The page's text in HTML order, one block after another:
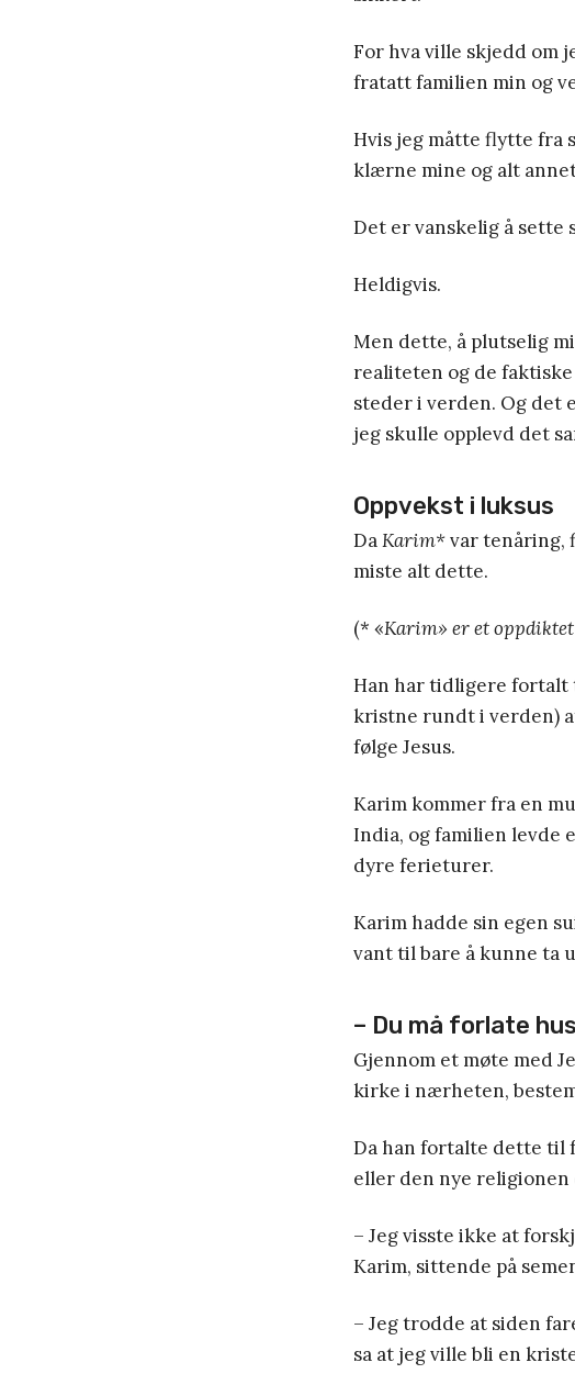
For hva ville skjedd om
fratatt familien min og
Hvis jeg måtte flytte fra
klærne mine og alt
Det er vanskelig å sette
Heldigvis.
Men dette, å plutselig
realiteten og de faktiske
steder i verden. Og det
jeg skulle opplevd det
Oppvekst i luksus
DaKarim*var tenåring,
miste alt dette.
(* «Karim» er et
Han har tidligere
kristne rundt i verden)
følge Jesus.
Karim kommer fra en
India, og familien levde
dyre ferieturer.
Karim hadde sin egen
vant til bare å kunne ta
– Du må forlate
Gjennom et møte med
kirke i nærheten,
Da han fortalte dette til
eller den nye religionen
– Jeg visste ikke at
Karim, sittende på
– Jeg trodde at siden
sa at jeg ville bli en